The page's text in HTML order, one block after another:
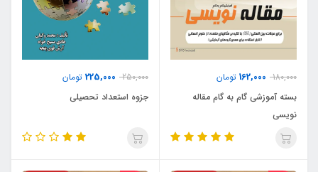
180,000
162,000 تومان
بسته آموزشی گام به گام مقاله
نویسی
250,000
225,000 تومان
جزوه استعداد تحصیلی